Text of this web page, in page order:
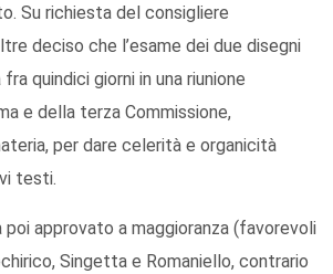
Su richiesta del consigliere
deciso che l’esame dei due disegni
quindici giorni in una riunione
e della terza Commissione,
per dare celerità e organicità
testi.
poi approvato a maggioranza (favorevoli
Singetta e Romaniello, contrario